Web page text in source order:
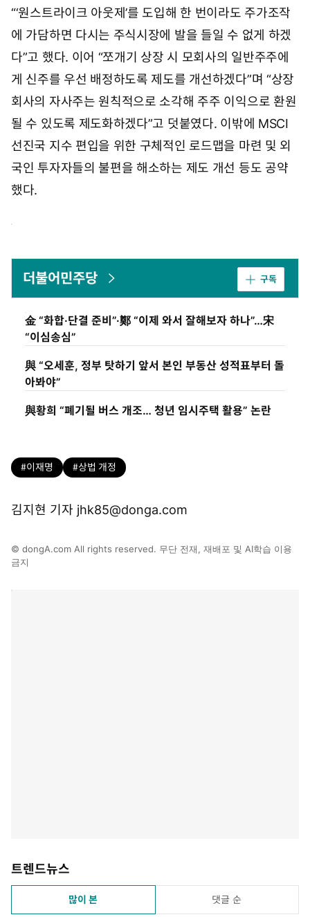
“‘원스트라이크 아웃제’를 도입해 한 번이라도 주가조작
에 가담하면 다시는 주식시장에 발을 들일 수 없게 하겠
다”고 했다. 이어 “쪼개기 상장 시 모회사의 일반주주에
게 신주를 우선 배정하도록 제도를 개선하겠다”며 “상장
회사의 자사주는 원칙적으로 소각해 주주 이익으로 환원
될 수 있도록 제도화하겠다”고 덧붙였다. 이밖에 MSCI
선진국 지수 편입을 위한 구체적인 로드맵을 마련 및 외
국인 투자자들의 불편을 해소하는 제도 개선 등도 공약
했다.
더불어민주당 구독
金 “화합·단결 준비”·鄭 “이제 와서 잘해보자 하나”…宋
“이심송심”
與 “오세훈, 정부 탓하기 앞서 본인 부동산 성적표부터 돌
아봐야”
與황희 “폐기될 버스 개조… 청년 임시주택 활용” 논란
#이재명 #상법 개정
김지현 기자 jhk85@donga.com
© dongA.com All rights reserved. 무단 전재, 재배포 및 AI학습 이용
금지
트렌드뉴스
많이 본 댓글 순